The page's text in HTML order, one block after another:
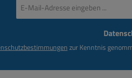
Mail-
zur Kenntnis